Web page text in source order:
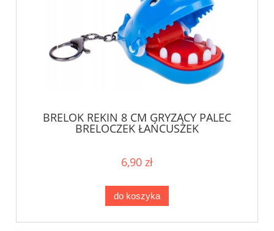
BRELOK REKIN 8 CM GRYZĄCY PALEC
BRELOCZEK ŁAŃCUSZEK
6,90 zł
do koszyka